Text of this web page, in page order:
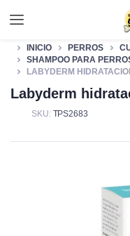
INICIO PERROS
SHAMPOO PARA
LABYDERM
Labyderm
SKU: TPS2683